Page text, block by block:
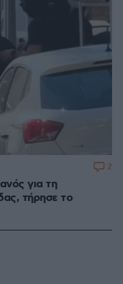
για τη
τήρησε το
2